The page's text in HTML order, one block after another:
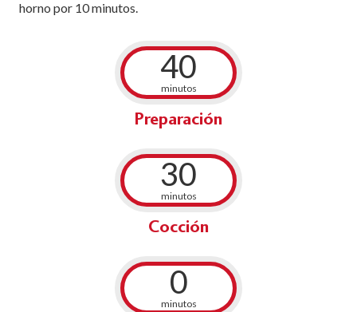
horno por 10 minutos.
40
minutos
Preparación
30
minutos
Cocción
0
minutos